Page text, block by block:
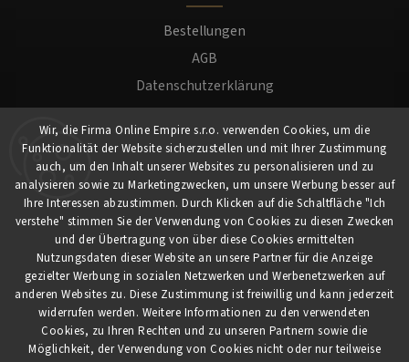
Wir, die Firma Online Empire s.r.o. verwenden Cookies, um die
Funktionalität der Website sicherzustellen und mit Ihrer Zustimmung
auch, um den Inhalt unserer Websites zu personalisieren und zu
analysieren sowie zu Marketingzwecken, um unsere Werbung besser auf
Ihre Interessen abzustimmen. Durch Klicken auf die Schaltfläche "Ich
verstehe" stimmen Sie der Verwendung von Cookies zu diesen Zwecken
und der Übertragung von über diese Cookies ermittelten
Nutzungsdaten dieser Website an unsere Partner für die Anzeige
gezielter Werbung in sozialen Netzwerken und Werbenetzwerken auf
anderen Websites zu. Diese Zustimmung ist freiwillig und kann jederzeit
widerrufen werden. Weitere Informationen zu den verwendeten
Cookies, zu Ihren Rechten und zu unseren Partnern sowie die
Möglichkeit, der Verwendung von Cookies nicht oder nur teilweise
Bestellungen
AGB
Datenschutzerklärung
Versand und Zahlung
Warenrücksendung
Impressum
Für Kunden
Mein Konto
Registrierung
Anmeldung